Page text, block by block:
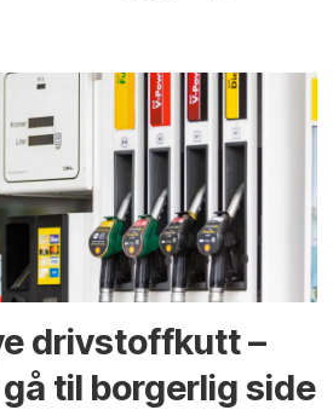
drivstoffkutt –
til borgerlig side